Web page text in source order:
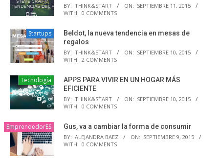
BY: THINK&START ON: SEPTIEMBRE 11, 2015
WITH: 0 COMMENTS
Startups
Beldot, la nueva tendencia en mesas de
regalos
BY: THINK&START ON: SEPTIEMBRE 10, 2015
WITH: 2 COMMENTS
Tecnología
APPS PARA VIVIR EN UN HOGAR MÁS
EFICIENTE
BY: THINK&START ON: SEPTIEMBRE 10, 2015
WITH: 0 COMMENTS
EmprendedorES Gus, va a cambiar la forma de consumir
BY: ALEJANDRA BAEZ ON: SEPTIEMBRE 9, 2015
WITH: 0 COMMENTS